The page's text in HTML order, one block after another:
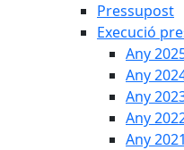
Pressupost
Execució
Any
Any
Any
Any
Any 2021